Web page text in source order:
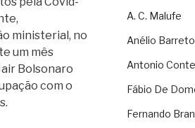
ministerial, no
um mês
Bolsonaro
com o
A. C. Malufe
Anélio Barreto
Antonio
Fábio De
Fernando